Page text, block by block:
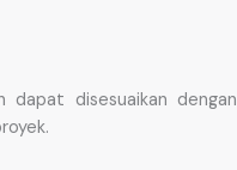
dapat disesuaikan dengan